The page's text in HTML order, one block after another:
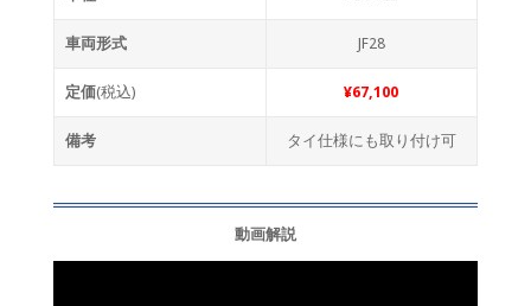
車両形式 JF28
定価(税込) ¥67,100
備考 タイ仕様にも取り付け可
動画解説